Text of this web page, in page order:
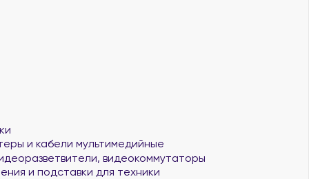
и кабели мультимедийные
видеокоммутаторы
и подставки для техники